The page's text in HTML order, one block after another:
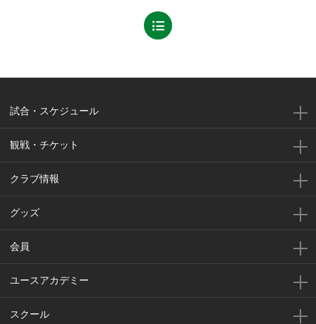
試合・スケジュール
観戦・チケット
クラブ情報
グッズ
会員
ユースアカデミー
スクール